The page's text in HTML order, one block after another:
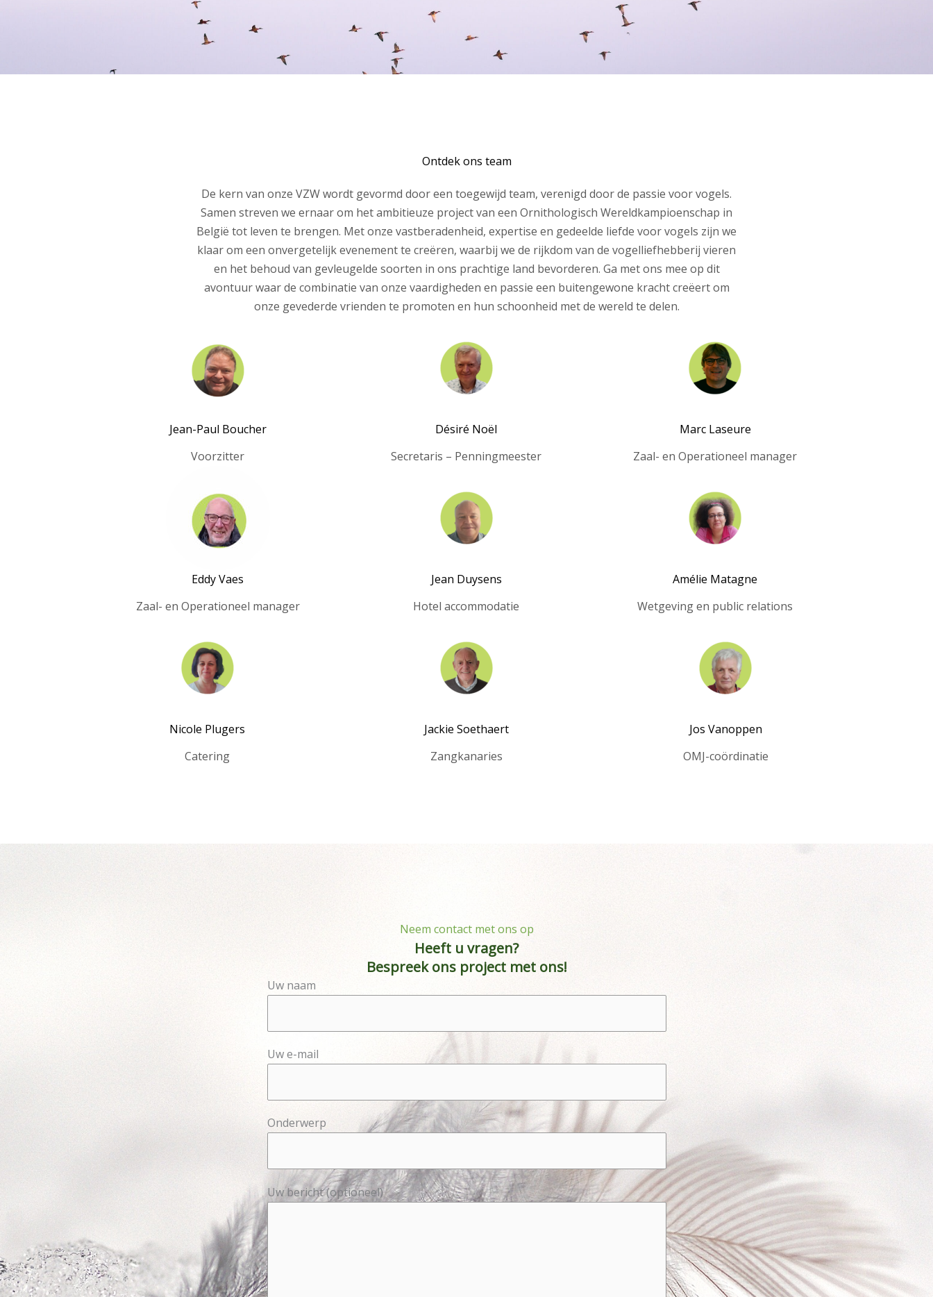
Ontdek ons ​​team
De kern van onze VZW wordt gevormd door een toegewijd team, verenigd door de passie voor vogels.
Samen streven we ernaar om het ambitieuze project van een Ornithologisch Wereldkampioenschap in
België tot leven te brengen. Met onze vastberadenheid, expertise en gedeelde liefde voor vogels zijn we
klaar om een ​​onvergetelijk evenement te creëren, waarbij we de rijkdom van de vogelliefhebberij vieren
en het behoud van gevleugelde soorten in ons prachtige land bevorderen. Ga met ons mee op dit
avontuur waar de combinatie van onze vaardigheden en passie een buitengewone kracht creëert om
onze gevederde vrienden te promoten en hun schoonheid met de wereld te delen.
Jean-Paul Boucher
Voorzitter
Désiré Noël
Secretaris – Penningmeester
Marc Laseure
Zaal- en Operationeel manager
Eddy Vaes
Zaal- en Operationeel manager
Jean Duysens
Hotel accommodatie
Amélie Matagne
Wetgeving en public relations
Nicole Plugers
Catering
Jackie Soethaert
Zangkanaries
Jos Vanoppen
OMJ-coördinatie
Neem contact met ons op
Heeft u vragen?
Bespreek ons ​​project met ons!
Uw naam
Uw e-mail
Onderwerp
Uw bericht (optioneel)